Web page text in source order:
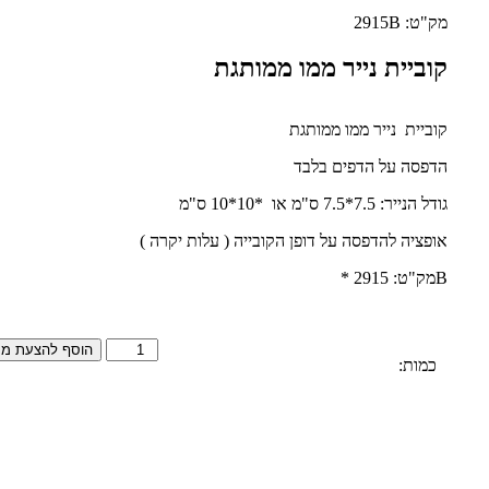
מק"ט: 2915B
קוביית נייר ממו ממותגת
קוביית נייר ממו ממותגת
הדפסה על הדפים בלבד
גודל הנייר: 7.5*7.5 ס"מ או *10*10 ס"מ
אופציה להדפסה על דופן הקובייה ( עלות יקרה )
Bמק"ט: 2915 *
כמות:
הוסף להצעת